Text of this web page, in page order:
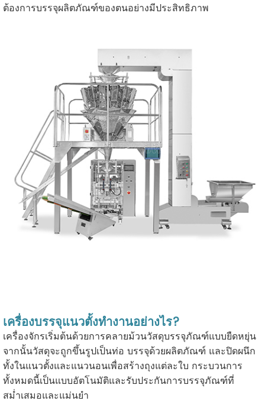
ต้องการบรรจุผลิตภัณฑ์ของตนอย่างมีประสิทธิภาพ
เครื่องบรรจุแนวตั้งทำงานอย่างไร?
เครื่องจักรเริ่มต้นด้วยการคลายม้วนวัสดุบรรจุภัณฑ์แบบยืดหยุ่น
จากนั้นวัสดุจะถูกขึ้นรูปเป็นท่อ บรรจุด้วยผลิตภัณฑ์ และปิดผนึก
ทั้งในแนวตั้งและแนวนอนเพื่อสร้างถุงแต่ละใบ กระบวนการ
ทั้งหมดนี้เป็นแบบอัตโนมัติและรับประกันการบรรจุภัณฑ์ที่
สม่ำเสมอและแม่นยำ